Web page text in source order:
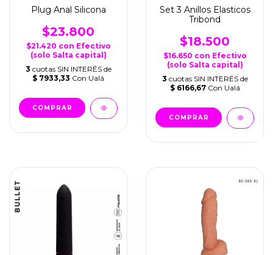
Plug Anal Silicona
$23.800
$21.420 con Efectivo
(solo Salta capital)
3 cuotas SIN INTERÉS de
$ 7933,33 Con Ualá
COMPRAR
Set 3 Anillos Elasticos
Tribond
$18.500
$16.650 con Efectivo
(solo Salta capital)
3 cuotas SIN INTERÉS de
$ 6166,67Con Ualá